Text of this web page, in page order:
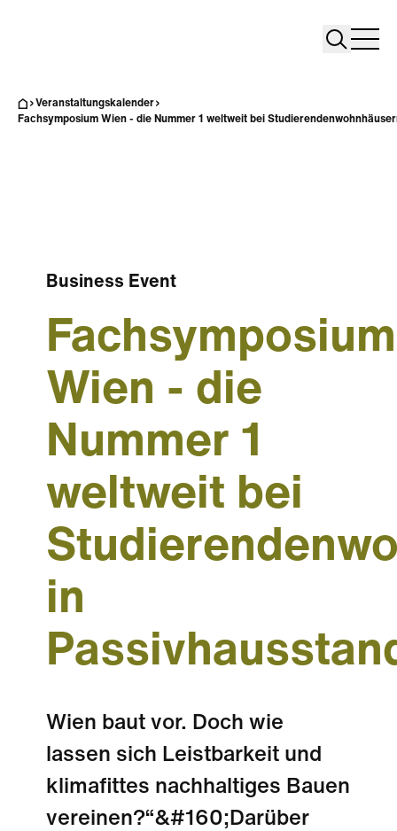
Search
Veranstaltungskalender
Fachsymposium Wien - die Nummer 1 weltweit bei
Business Event
Fachsymposium
Wien - die
Nummer 1
weltweit bei
in
Wien baut vor. Doch wie
lassen sich Leistbarkeit und
klimafittes nachhaltiges Bauen
vereinen?“&#160;Darüber